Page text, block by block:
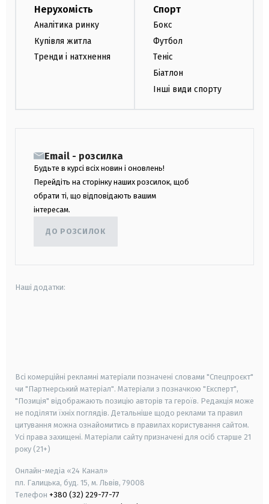
Нерухомість
Аналітика ринку
Купівля житла
Тренди і натхнення
Спорт
Бокс
Футбол
Теніс
Біатлон
Інші види спорту
Email - розсилка
Будьте в курсі всіх новин і оновлень!
Перейдіть на сторінку наших розсилок, щоб
обрати ті, що відповідають вашим
інтересам.
ДО РОЗСИЛОК
Наші додатки:
Всі комерційні рекламні матеріали позначені словами "Спецпроєкт"
чи "Партнерський матеріал". Матеріали з позначкою "Експерт",
"Позиція" відображають позицію авторів та героїв. Редакція може
не поділяти їхніх поглядів. Детальніше щодо реклами та правил
цитування можна ознайомитись в правилах користування сайтом.
Усі права захищені. Матеріали сайту призначені для осіб старше 21
року (21+)
Онлайн-медіа «24 Канал»
пл. Галицька, буд. 15, м. Львів, 79008
Телефон +380 (32) 229-77-77